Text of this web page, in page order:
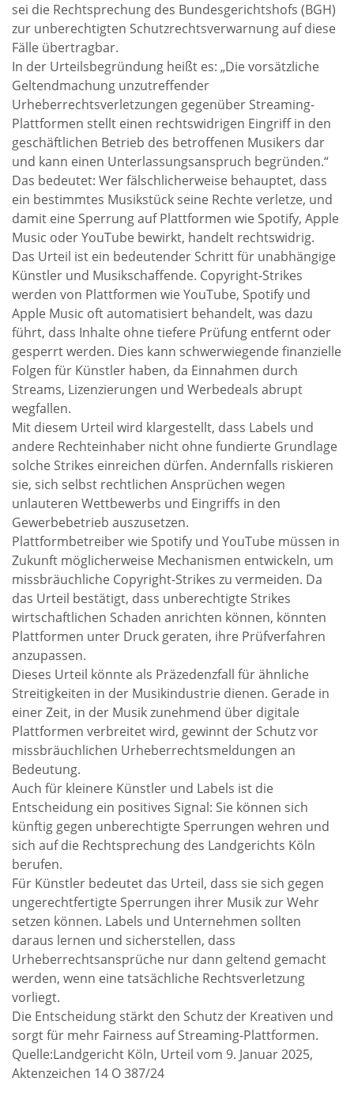
sei die Rechtsprechung des Bundesgerichtshofs (BGH)
zur unberechtigten Schutzrechtsverwarnung auf diese
Fälle übertragbar.
In der Urteilsbegründung heißt es: „Die vorsätzliche
Geltendmachung unzutreffender
Urheberrechtsverletzungen gegenüber Streaming-
Plattformen stellt einen rechtswidrigen Eingriff in den
geschäftlichen Betrieb des betroffenen Musikers dar
und kann einen Unterlassungsanspruch begründen.“
Das bedeutet: Wer fälschlicherweise behauptet, dass
ein bestimmtes Musikstück seine Rechte verletze, und
damit eine Sperrung auf Plattformen wie Spotify, Apple
Music oder YouTube bewirkt, handelt rechtswidrig.
Das Urteil ist ein bedeutender Schritt für unabhängige
Künstler und Musikschaffende. Copyright-Strikes
werden von Plattformen wie YouTube, Spotify und
Apple Music oft automatisiert behandelt, was dazu
führt, dass Inhalte ohne tiefere Prüfung entfernt oder
gesperrt werden. Dies kann schwerwiegende finanzielle
Folgen für Künstler haben, da Einnahmen durch
Streams, Lizenzierungen und Werbedeals abrupt
wegfallen.
Mit diesem Urteil wird klargestellt, dass Labels und
andere Rechteinhaber nicht ohne fundierte Grundlage
solche Strikes einreichen dürfen. Andernfalls riskieren
sie, sich selbst rechtlichen Ansprüchen wegen
unlauteren Wettbewerbs und Eingriffs in den
Gewerbebetrieb auszusetzen.
Plattformbetreiber wie Spotify und YouTube müssen in
Zukunft möglicherweise Mechanismen entwickeln, um
missbräuchliche Copyright-Strikes zu vermeiden. Da
das Urteil bestätigt, dass unberechtigte Strikes
wirtschaftlichen Schaden anrichten können, könnten
Plattformen unter Druck geraten, ihre Prüfverfahren
anzupassen.
Dieses Urteil könnte als Präzedenzfall für ähnliche
Streitigkeiten in der Musikindustrie dienen. Gerade in
einer Zeit, in der Musik zunehmend über digitale
Plattformen verbreitet wird, gewinnt der Schutz vor
missbräuchlichen Urheberrechtsmeldungen an
Bedeutung.
Auch für kleinere Künstler und Labels ist die
Entscheidung ein positives Signal: Sie können sich
künftig gegen unberechtigte Sperrungen wehren und
sich auf die Rechtsprechung des Landgerichts Köln
berufen.
Für Künstler bedeutet das Urteil, dass sie sich gegen
ungerechtfertigte Sperrungen ihrer Musik zur Wehr
setzen können. Labels und Unternehmen sollten
daraus lernen und sicherstellen, dass
Urheberrechtsansprüche nur dann geltend gemacht
werden, wenn eine tatsächliche Rechtsverletzung
vorliegt.
Die Entscheidung stärkt den Schutz der Kreativen und
sorgt für mehr Fairness auf Streaming-Plattformen.
Quelle:Landgericht Köln, Urteil vom 9. Januar 2025,
Aktenzeichen 14 O 387/24